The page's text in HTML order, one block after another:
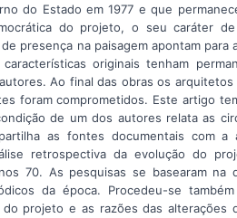
do Estado em 1977 e que
do projeto, o seu caráter de
presença na paisagem apontam para
originais tenham
Ao final das obras os
foram comprometidos. Este artigo
de um dos autores relata as
as fontes documentais com a
retrospectiva da evolução do
70. As pesquisas se basearam na
da época. Procedeu-se
projeto e as razões das alterações